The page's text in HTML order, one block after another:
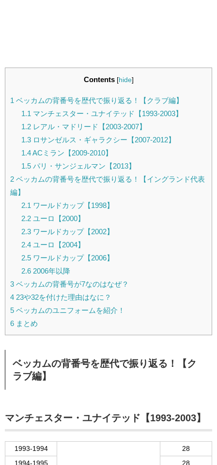
Contents [hide]
1 ベッカムの背番号を歴代で振り返る！【クラブ編】
1.1 マンチェスター・ユナイテッド【1993-2003】
1.2レアル・マドリード【2003-2007】
1.3ロサンゼルス・ギャラクシー【2007-2012】
1.4ACミラン【2009-2010】
1.5パリ・サンジェルマン【2013】
2 ベッカムの背番号を歴代で振り返る！【イングランド代表
編】
2.1 ワールドカップ【1998】
2.2ユーロ【2000】
2.3ワールドカップ【2002】
2.4ユーロ【2004】
2.5ワールドカップ【2006】
2.62006年以降
3 ベッカムの背番号が7なのはなぜ？
4 23や32を付けた理由はなに？
5 ベッカムのユニフォームを紹介！
6 まとめ
ベッカムの背番号を歴代で振り返る！【ク
ラブ編】
マンチェスター・ユナイテッド【1993-2003】
1993-1994
28
1994-1995
28